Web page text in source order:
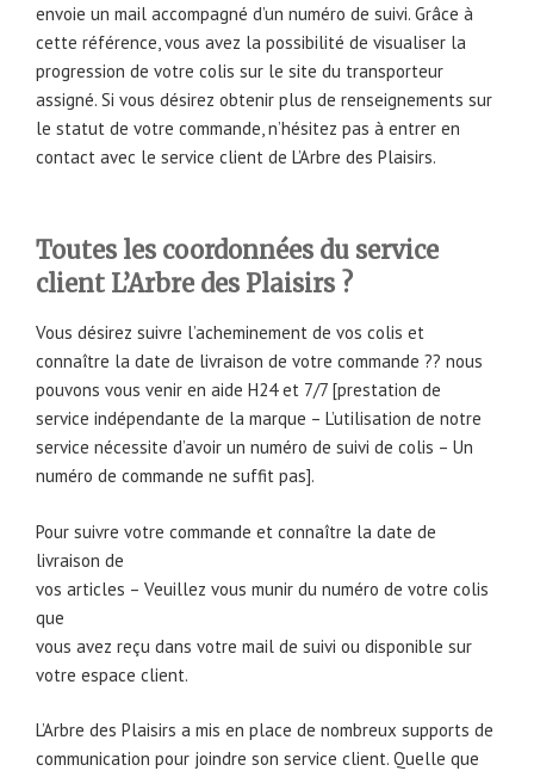
envoie un mail accompagné d’un numéro de suivi. Grâce à
cette référence, vous avez la possibilité de visualiser la
progression de votre colis sur le site du transporteur
assigné. Si vous désirez obtenir plus de renseignements sur
le statut de votre commande, n’hésitez pas à entrer en
contact avec le service client de L’Arbre des Plaisirs.
Toutes les coordonnées du service
client L’Arbre des Plaisirs ?
Vous désirez suivre l’acheminement de vos colis et
connaître la date de livraison de votre commande ?? nous
pouvons vous venir en aide H24 et 7/7 [prestation de
service indépendante de la marque – L’utilisation de notre
service nécessite d’avoir un numéro de suivi de colis – Un
numéro de commande ne suffit pas].
Pour suivre votre commande et connaître la date de
livraison de
vos articles – Veuillez vous munir du numéro de votre colis
que
vous avez reçu dans votre mail de suivi ou disponible sur
votre espace client.
L’Arbre des Plaisirs a mis en place de nombreux supports de
communication pour joindre son service client. Quelle que